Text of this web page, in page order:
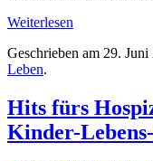
Weiterlesen
Geschrieben am 29. Juni
Leben.
Hits fürs
Kinder-